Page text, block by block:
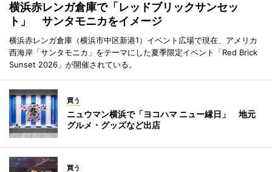
横浜赤レンガ倉庫で「レッドブリックサンセッ
ト」 サンタモニカをイメージ
横浜赤レンガ倉庫（横浜市中区新港1）イベント広場で現在、アメリカ
西海岸「サンタモニカ」をテーマにした夏季限定イベント「Red Brick
Sunset 2026」が開催されている。
買う
ニュウマン横浜で「ヨコハマ ニュー縁日」 地元
グルメ・グッズなど出店
買う